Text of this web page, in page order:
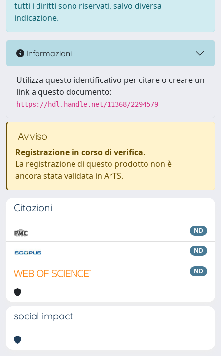
tutti i diritti sono riservati, salvo diversa
indicazione.
Informazioni
Utilizza questo identificativo per citare o creare un
link a questo documento:
https://hdl.handle.net/11368/2294579
Avviso
Registrazione in corso di verifica.
La registrazione di questo prodotto non è
ancora stata validata in ArTS.
Citazioni
ND
ND
ND
social impact